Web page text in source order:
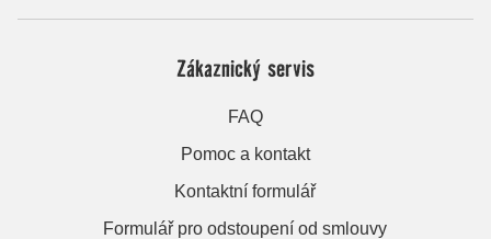
Zákaznický servis
FAQ
Pomoc a kontakt
Kontaktní formulář
Formulář pro odstoupení od smlouvy